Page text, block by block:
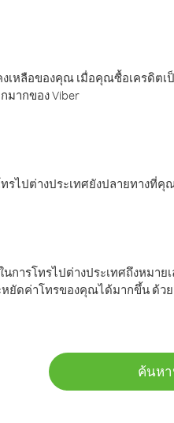
งเหลือของคุณ เมื่อคุณซื้อเครดิ
มากของ Viber
ไปต่างประเทศยังปลายทางที่
การโทรไปต่างประเทศถึงหม
ยัดค่าโทรของคุณได้มากขึ้น ด้ว
ค้นห